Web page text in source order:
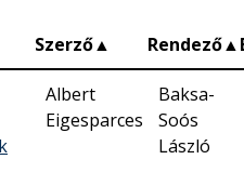
Szerző▲ Rendező▲
Albert
Eigesparces
Baksa-
Soós
László